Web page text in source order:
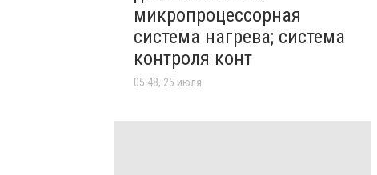
микропроцессорная
система нагрева; система
контроля конт
05:48, 25 июля